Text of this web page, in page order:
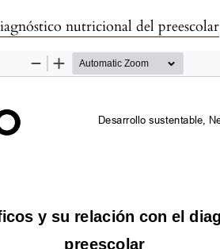
nutricional del preescolar